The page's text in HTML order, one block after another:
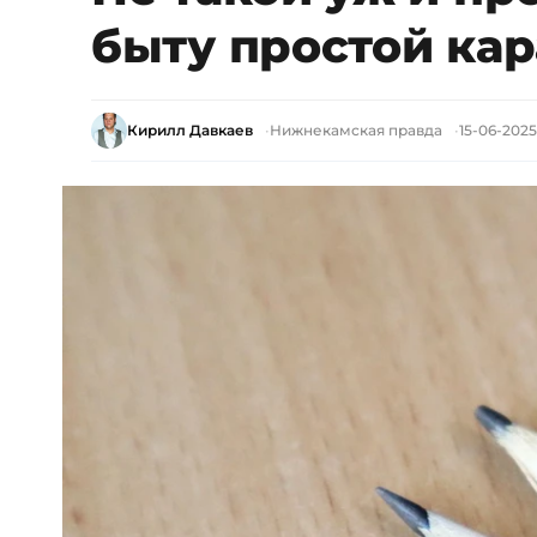
быту простой
Кирилл Давкаев Нижнекамская правда 15-06-